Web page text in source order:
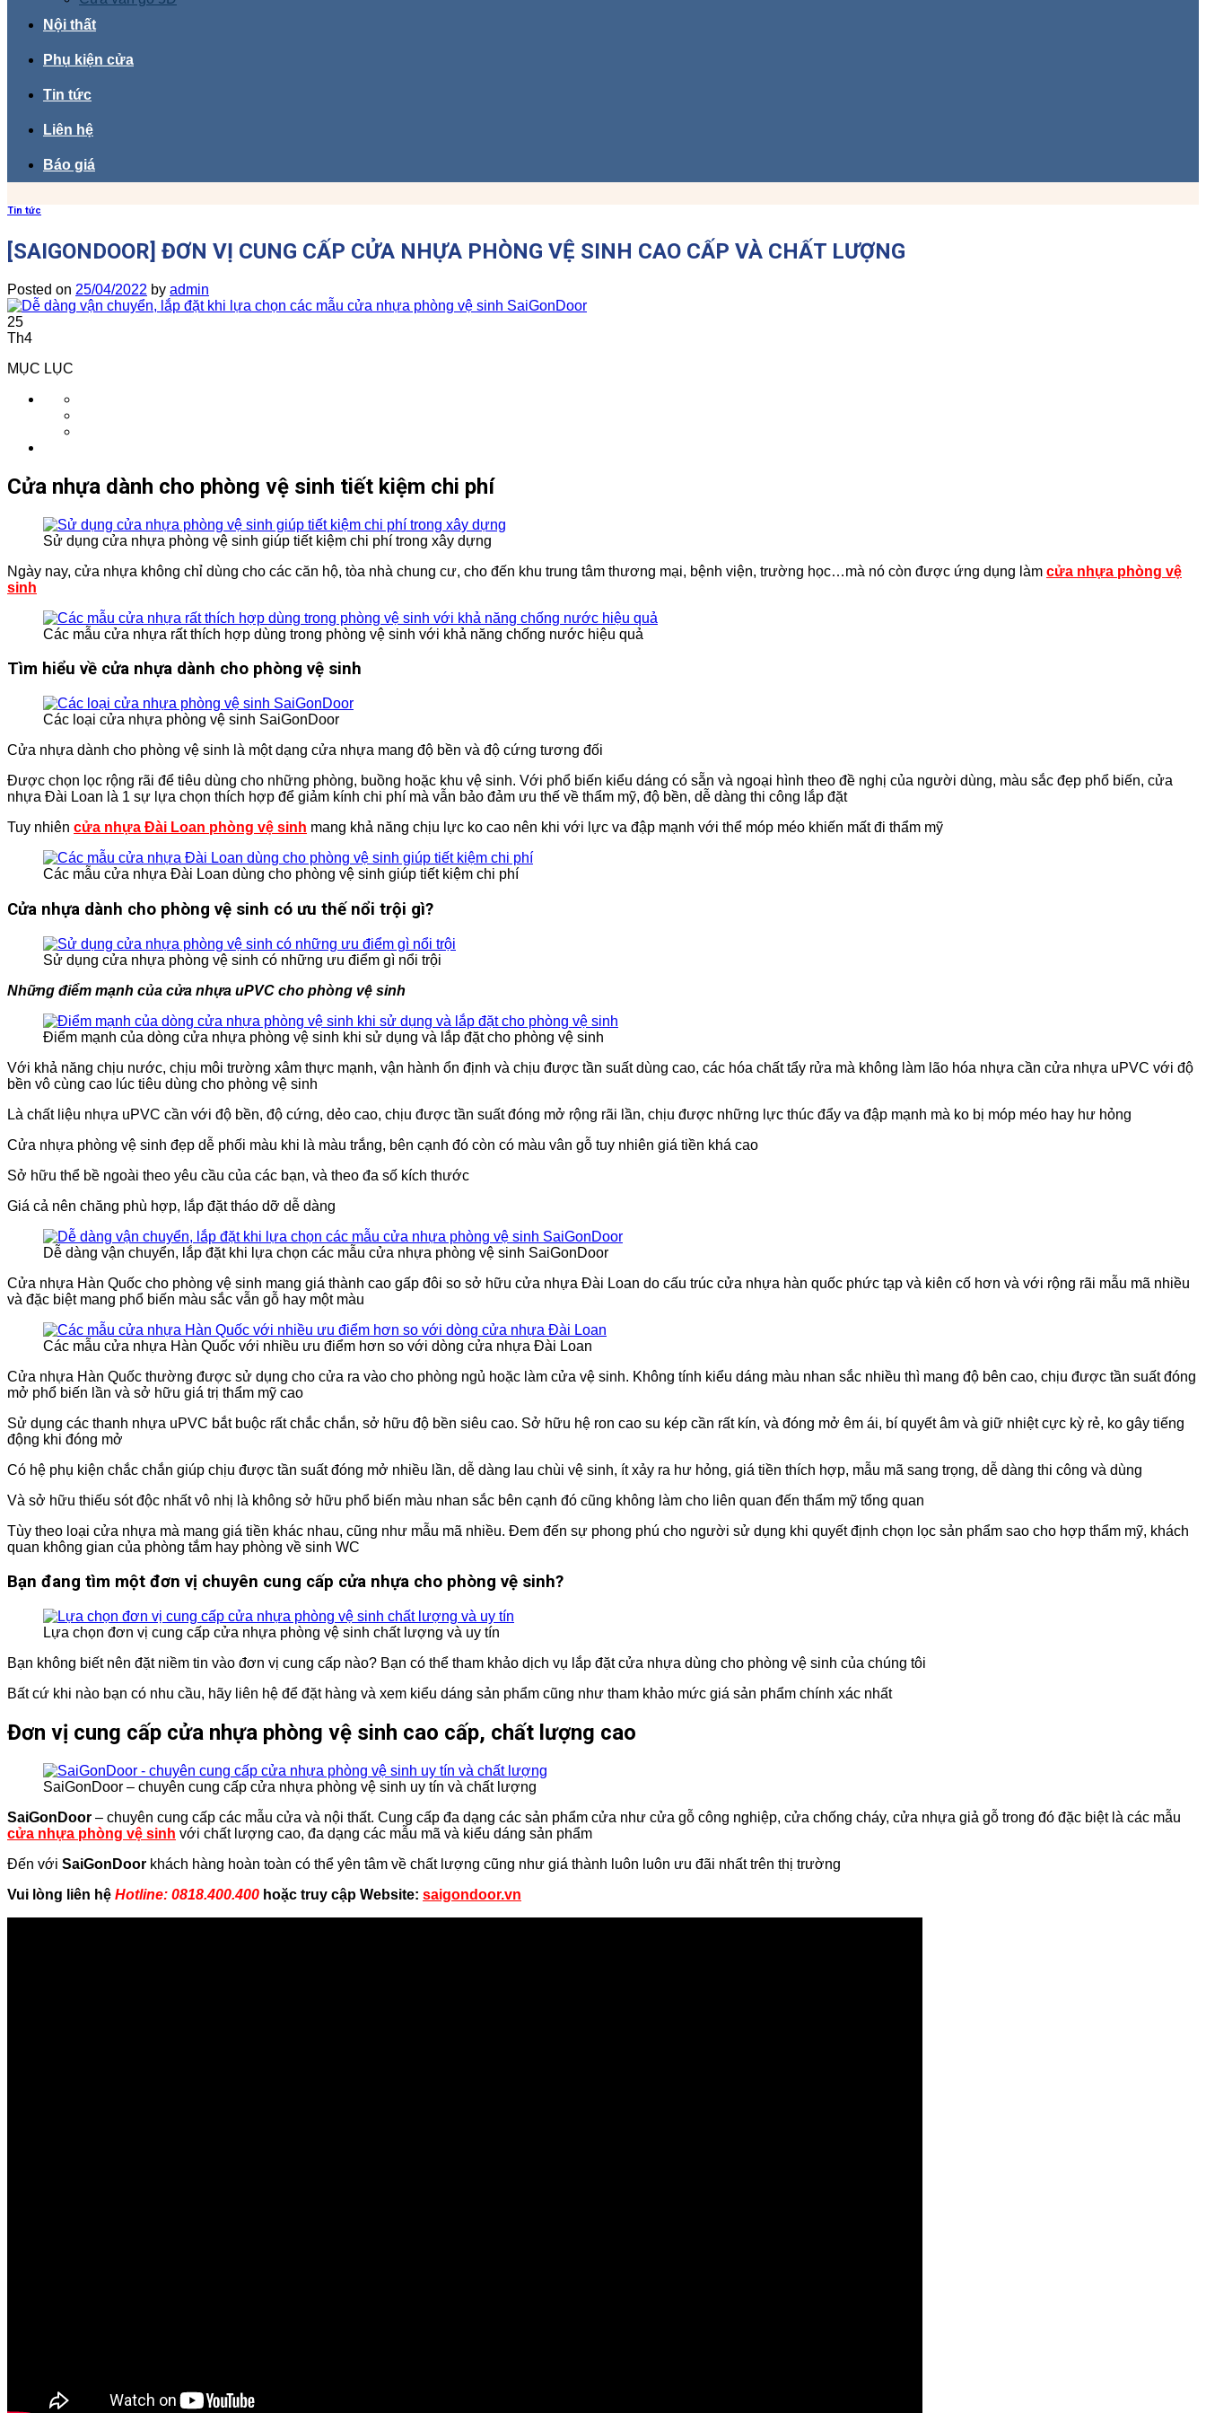
Nội thất
Phụ kiện cửa
Tin tức
Liên hệ
Báo giá
Tin tức
[SAIGONDOOR] ĐƠN VỊ CUNG CẤP CỬA NHỰA PHÒNG VỆ SINH CAO CẤP VÀ CHẤT LƯỢNG
Posted on 25/04/2022 by admin
25
Th4
MỤC LỤC
Cửa nhựa dành cho phòng vệ sinh tiết kiệm chi phí
Sử dụng cửa nhựa phòng vệ sinh giúp tiết kiệm chi phí trong xây dựng
Ngày nay, cửa nhựa không chỉ dùng cho các căn hộ, tòa nhà chung cư, cho đến khu trung tâm thương mại, bệnh viện, trường học…mà nó còn được ứng dụng làm cửa nhựa phòng vệ
sinh
Các mẫu cửa nhựa rất thích hợp dùng trong phòng vệ sinh với khả năng chống nước hiệu quả
Tìm hiểu về cửa nhựa dành cho phòng vệ sinh
Các loại cửa nhựa phòng vệ sinh SaiGonDoor
Cửa nhựa dành cho phòng vệ sinh là một dạng cửa nhựa mang độ bền và độ cứng tương đối
Được chọn lọc rộng rãi để tiêu dùng cho những phòng, buồng hoặc khu vệ sinh. Với phổ biến kiểu dáng có sẵn và ngoại hình theo đề nghị của người dùng, màu sắc đẹp phổ biến, cửa
nhựa Đài Loan là 1 sự lựa chọn thích hợp để giảm kính chi phí mà vẫn bảo đảm ưu thế về thẩm mỹ, độ bền, dễ dàng thi công lắp đặt
Tuy nhiên cửa nhựa Đài Loan phòng vệ sinh mang khả năng chịu lực ko cao nên khi với lực va đập mạnh với thể móp méo khiến mất đi thẩm mỹ
Các mẫu cửa nhựa Đài Loan dùng cho phòng vệ sinh giúp tiết kiệm chi phí
Cửa nhựa dành cho phòng vệ sinh có ưu thế nổi trội gì?
Sử dụng cửa nhựa phòng vệ sinh có những ưu điểm gì nổi trội
Những điểm mạnh của cửa nhựa uPVC cho phòng vệ sinh
Điểm mạnh của dòng cửa nhựa phòng vệ sinh khi sử dụng và lắp đặt cho phòng vệ sinh
Với khả năng chịu nước, chịu môi trường xâm thực mạnh, vận hành ổn định và chịu được tần suất dùng cao, các hóa chất tẩy rửa mà không làm lão hóa nhựa cần cửa nhựa uPVC với độ
bền vô cùng cao lúc tiêu dùng cho phòng vệ sinh
Là chất liệu nhựa uPVC cần với độ bền, độ cứng, dẻo cao, chịu được tần suất đóng mở rộng rãi lần, chịu được những lực thúc đẩy va đập mạnh mà ko bị móp méo hay hư hỏng
Cửa nhựa phòng vệ sinh đẹp dễ phối màu khi là màu trắng, bên cạnh đó còn có màu vân gỗ tuy nhiên giá tiền khá cao
Sở hữu thể bề ngoài theo yêu cầu của các bạn, và theo đa số kích thước
Giá cả nên chăng phù hợp, lắp đặt tháo dỡ dễ dàng
Dễ dàng vận chuyển, lắp đặt khi lựa chọn các mẫu cửa nhựa phòng vệ sinh SaiGonDoor
Cửa nhựa Hàn Quốc cho phòng vệ sinh mang giá thành cao gấp đôi so sở hữu cửa nhựa Đài Loan do cấu trúc cửa nhựa hàn quốc phức tạp và kiên cố hơn và với rộng rãi mẫu mã nhiều
và đặc biệt mang phổ biến màu sắc vẫn gỗ hay một màu
Các mẫu cửa nhựa Hàn Quốc với nhiều ưu điểm hơn so với dòng cửa nhựa Đài Loan
Cửa nhựa Hàn Quốc thường được sử dụng cho cửa ra vào cho phòng ngủ hoặc làm cửa vệ sinh. Không tính kiểu dáng màu nhan sắc nhiều thì mang độ bên cao, chịu được tần suất đóng
mở phổ biến lần và sở hữu giá trị thẩm mỹ cao
Sử dụng các thanh nhựa uPVC bắt buộc rất chắc chắn, sở hữu độ bền siêu cao. Sở hữu hệ ron cao su kép cần rất kín, và đóng mở êm ái, bí quyết âm và giữ nhiệt cực kỳ rẻ, ko gây tiếng
động khi đóng mở
Có hệ phụ kiện chắc chắn giúp chịu được tần suất đóng mở nhiều lần, dễ dàng lau chùi vệ sinh, ít xảy ra hư hỏng, giá tiền thích hợp, mẫu mã sang trọng, dễ dàng thi công và dùng
Và sở hữu thiếu sót độc nhất vô nhị là không sở hữu phổ biến màu nhan sắc bên cạnh đó cũng không làm cho liên quan đến thẩm mỹ tổng quan
Tùy theo loại cửa nhựa mà mang giá tiền khác nhau, cũng như mẫu mã nhiều. Đem đến sự phong phú cho người sử dụng khi quyết định chọn lọc sản phẩm sao cho hợp thẩm mỹ, khách
quan không gian của phòng tắm hay phòng về sinh WC
Bạn đang tìm một đơn vị chuyên cung cấp cửa nhựa cho phòng vệ sinh?
Lựa chọn đơn vị cung cấp cửa nhựa phòng vệ sinh chất lượng và uy tín
Bạn không biết nên đặt niềm tin vào đơn vị cung cấp nào? Bạn có thể tham khảo dịch vụ lắp đặt cửa nhựa dùng cho phòng vệ sinh của chúng tôi
Bất cứ khi nào bạn có nhu cầu, hãy liên hệ để đặt hàng và xem kiểu dáng sản phẩm cũng như tham khảo mức giá sản phẩm chính xác nhất
Đơn vị cung cấp cửa nhựa phòng vệ sinh cao cấp, chất lượng cao
SaiGonDoor – chuyên cung cấp cửa nhựa phòng vệ sinh uy tín và chất lượng
SaiGonDoor – chuyên cung cấp các mẫu cửa và nội thất. Cung cấp đa dạng các sản phẩm cửa như cửa gỗ công nghiệp, cửa chống cháy, cửa nhựa giả gỗ trong đó đặc biệt là các mẫu
cửa nhựa phòng vệ sinh với chất lượng cao, đa dạng các mẫu mã và kiểu dáng sản phẩm
Đến với SaiGonDoor khách hàng hoàn toàn có thể yên tâm về chất lượng cũng như giá thành luôn luôn ưu đãi nhất trên thị trường
Vui lòng liên hệ Hotline: 0818.400.400 hoặc truy cập Website: saigondoor.vn